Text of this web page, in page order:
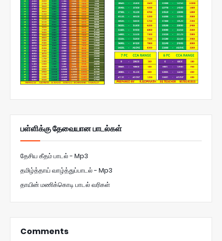
பள்ளிக்கு தேவையான பாடல்கள்
தேசிய கீதம் பாடல் - Mp3
தமிழ்த்தாய் வாழ்த்துப்பாடல் - Mp3
தாயின் மணிக்கொடி பாடல் வரிகள்
Comments